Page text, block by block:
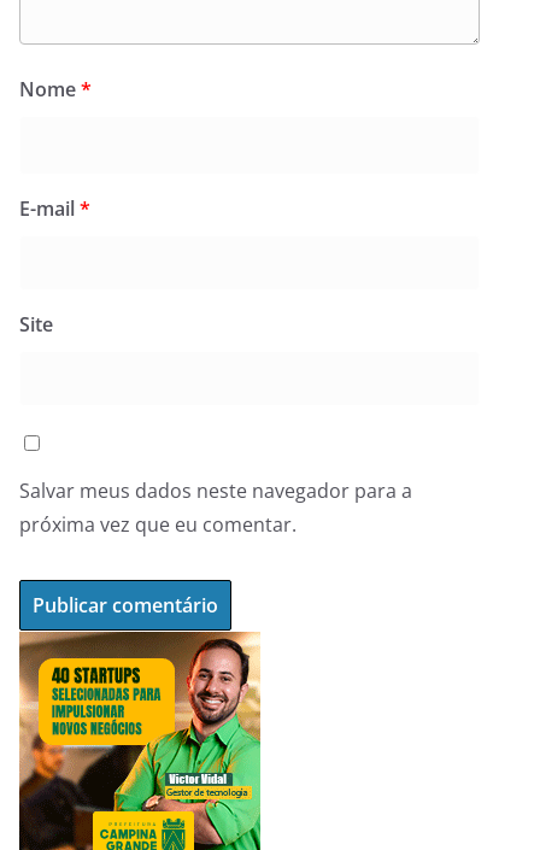
Nome*
E-mail*
Site
Salvar meus dados neste navegador para a
próxima vez que eu comentar.